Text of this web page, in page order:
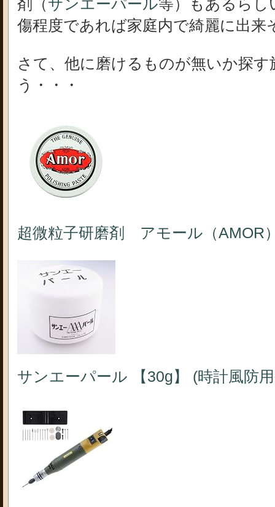
傷程度であれば家庭内で綺麗に出来
さて、他に磨けるものが無いか探
う・・・
超微粒子研磨剤 アモール（AMOR
サンエーパール 【30g】 (時計風防